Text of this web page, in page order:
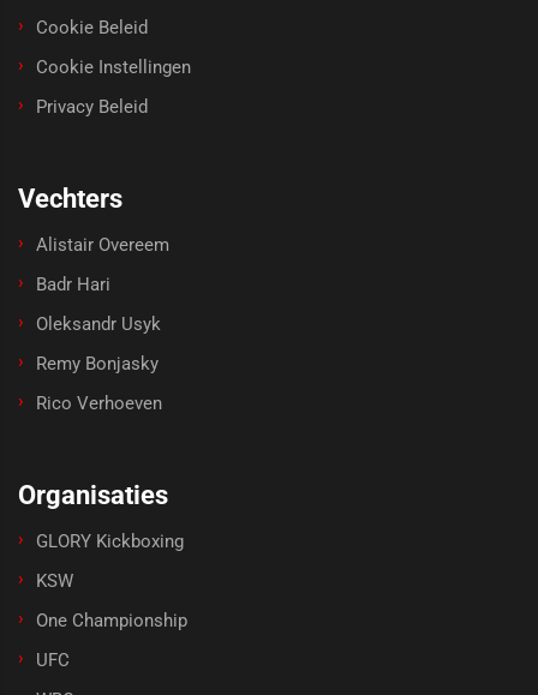
Cookie Beleid
Cookie Instellingen
Privacy Beleid
Vechters
Alistair Overeem
Badr Hari
Oleksandr Usyk
Remy Bonjasky
Rico Verhoeven
Organisaties
GLORY Kickboxing
KSW
One Championship
UFC